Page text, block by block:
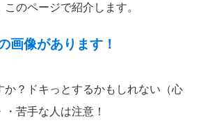
のページで紹介します。
画像があります！
か？ドキっとするかもしれない（心
苦手な人は注意！